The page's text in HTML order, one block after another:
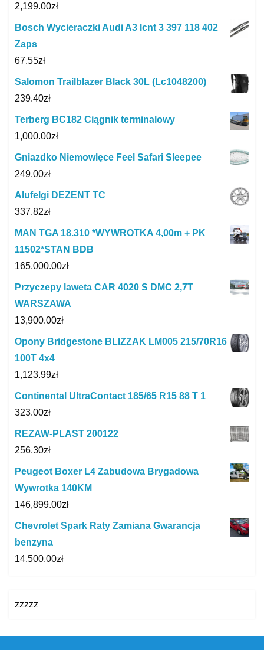
2,199.00zł
Bosch Wycieraczki Audi A3 Icnt 3 397 118 402
Zaps
67.55zł
Salomon Trailblazer Black 30L (Lc1048200)
239.40zł
Terberg BC182 Ciągnik terminalowy
1,000.00zł
Gniazdko Niemowlęce Feel Safari Sleepee
249.00zł
Alufelgi DEZENT TC
337.82zł
MAN TGA 18.310 *WYWROTKA 4,00m + PK
11502*STAN BDB
165,000.00zł
Przyczepy laweta CAR 4020 S DMC 2,7T
WARSZAWA
13,900.00zł
Opony Bridgestone BLIZZAK LM005 215/70R16
100T 4x4
1,123.99zł
Continental UltraContact 185/65 R15 88 T 1
323.00zł
REZAW-PLAST 200122
256.30zł
Peugeot Boxer L4 Zabudowa Brygadowa
Wywrotka 140KM
146,899.00zł
Chevrolet Spark Raty Zamiana Gwarancja
benzyna
14,500.00zł
zzzzz